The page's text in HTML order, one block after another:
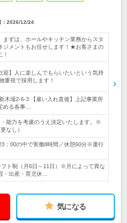
2026/12/24
まずは、ホールやキッチン業務からスタ
ジメントもお任せします！★お客さまの
迎】人に楽しんでもらいたいという気持
重視で採用します！
木場2-6-3 【雇い入れ直後】上記事業所
める各事…
能力を考慮のうえ決定いたします。※
なし）
：00の中で実働8時間／休憩60分※運行
フト制（月6日～11日）※月によって異な
・出産・育児休…
気になる